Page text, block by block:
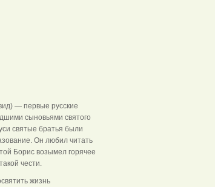
— первые русские
сыновьями святого
святые братья были
Он любил читать
Борис возымел горячее
чести.
жизнь